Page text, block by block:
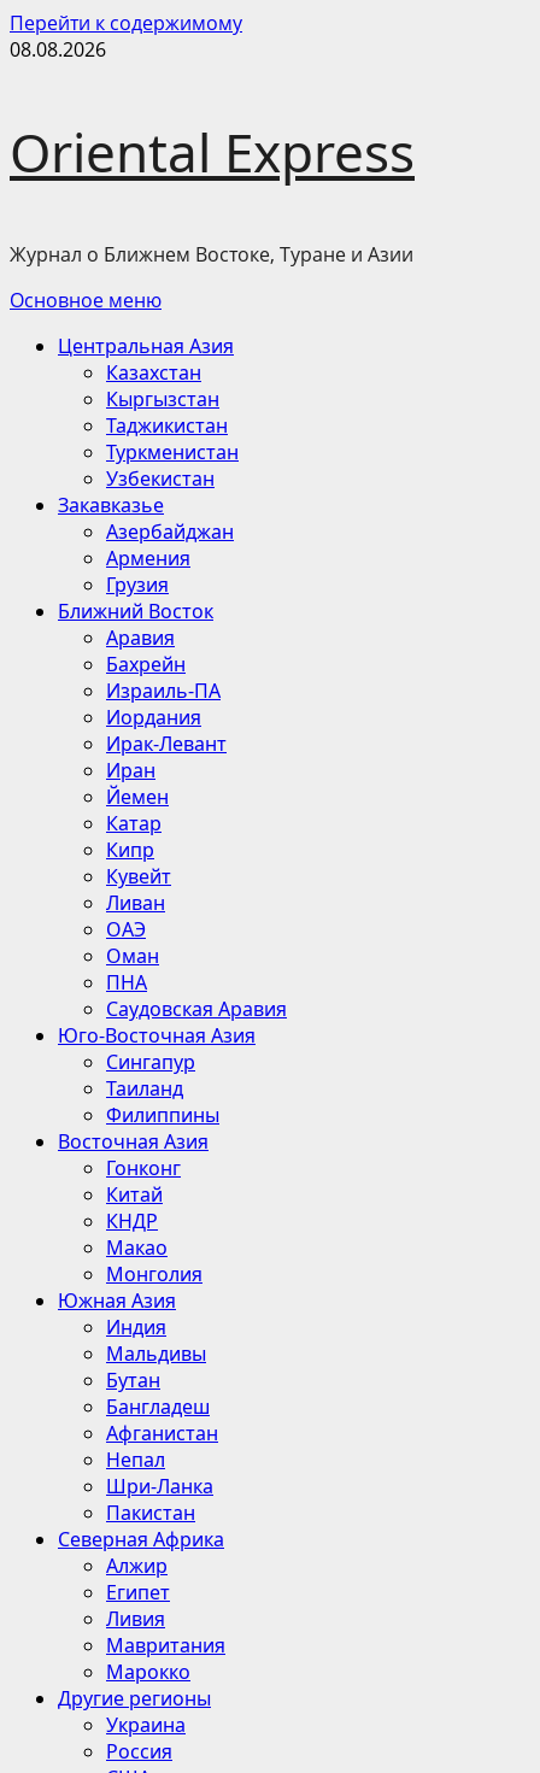
Перейти к содержимому
08.08.2026
Oriental Express
Журнал о Ближнем Востоке, Туране и Азии
Основное меню
Центральная Азия
Казахстан
Кыргызстан
Таджикистан
Туркменистан
Узбекистан
Закавказье
Азербайджан
Армения
Грузия
Ближний Восток
Аравия
Бахрейн
Израиль-ПА
Иордания
Ирак-Левант
Иран
Йемен
Катар
Кипр
Кувейт
Ливан
ОАЭ
Оман
ПНА
Саудовская Аравия
Юго-Восточная Азия
Сингапур
Таиланд
Филиппины
Восточная Азия
Гонконг
Китай
КНДР
Макао
Монголия
Южная Азия
Индия
Мальдивы
Бутан
Бангладеш
Афганистан
Непал
Шри-Ланка
Пакистан
Северная Африка
Алжир
Египет
Ливия
Мавритания
Марокко
Другие регионы
Украина
Россия